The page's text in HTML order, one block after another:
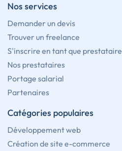
Nos services
Demander un devis
Trouver un freelance
S'inscrire en tant que prestataire
Nos prestataires
Portage salarial
Partenaires
Catégories populaires
Développement web
Création de site e-commerce